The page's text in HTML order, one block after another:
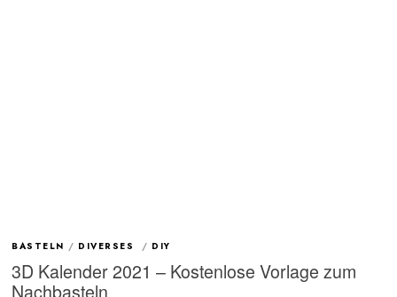
BASTELN / DIVERSES / DIY
3D Kalender 2021 – Kostenlose Vorlage zum
Nachbasteln